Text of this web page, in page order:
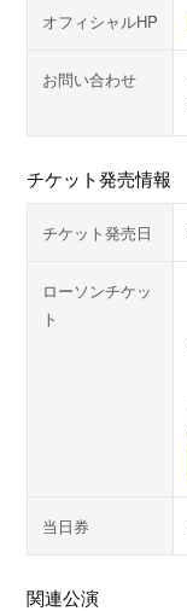
オフィシャルHP
お問い合わせ
チケット発売情報
チケット発売日
ローソンチケッ
ト
当日券
関連公演